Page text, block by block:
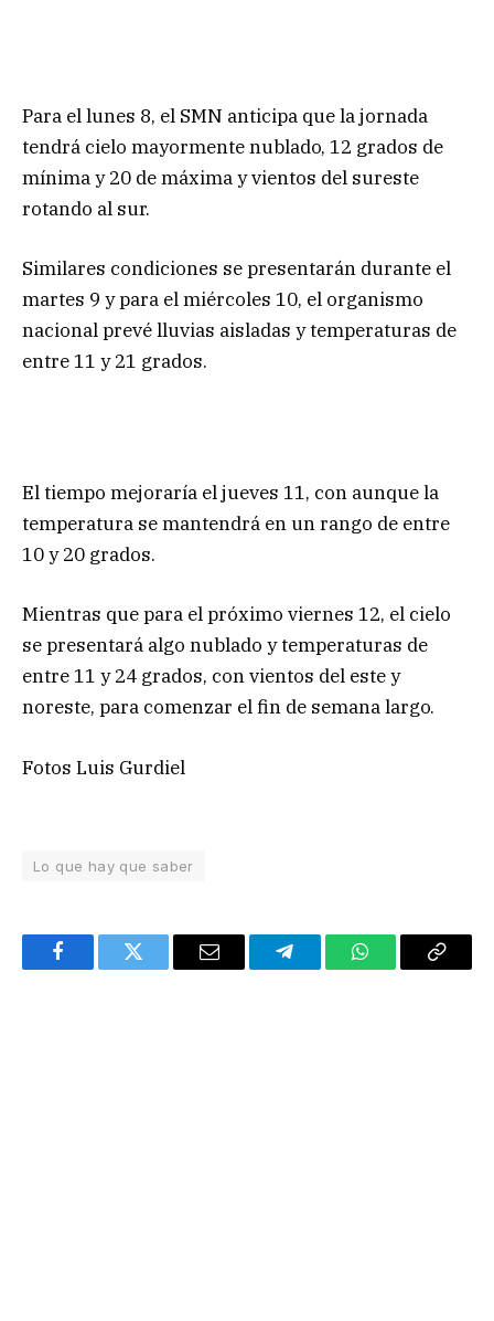
Para el lunes 8, el SMN anticipa que la jornada
tendrá cielo mayormente nublado, 12 grados de
mínima y 20 de máxima y vientos del sureste
rotando al sur.
Similares condiciones se presentarán durante el
martes 9 y para el miércoles 10, el organismo
nacional prevé lluvias aisladas y temperaturas de
entre 11 y 21 grados.
El tiempo mejoraría el jueves 11, con aunque la
temperatura se mantendrá en un rango de entre
10 y 20 grados.
Mientras que para el próximo viernes 12, el cielo
se presentará algo nublado y temperaturas de
entre 11 y 24 grados, con vientos del este y
noreste, para comenzar el fin de semana largo.
Fotos Luis Gurdiel
Lo que hay que saber
FacebookTwitter Email TelegramWhatsAppCopy